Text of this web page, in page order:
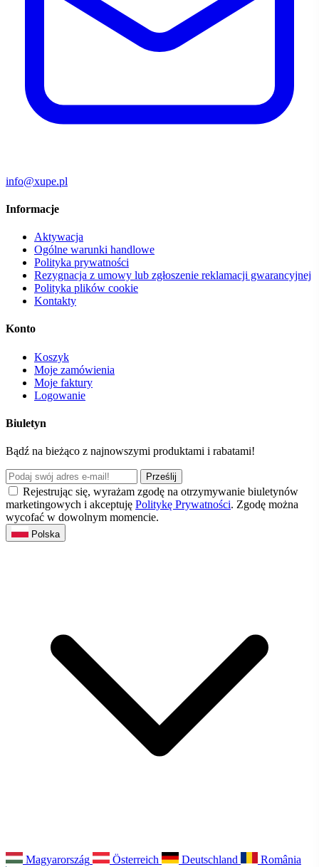
info@xupe.pl
Informacje
Aktywacja
Ogólne warunki handlowe
Polityka prywatności
Rezygnacja z umowy lub zgłoszenie reklamacji gwarancyjnej
Polityka plików cookie
Kontakty
Konto
Koszyk
Moje zamówienia
Moje faktury
Logowanie
Biuletyn
Bądź na bieżąco z najnowszymi produktami i rabatami!
Prześlij
Rejestrując się, wyrażam zgodę na otrzymywanie biuletynów
marketingowych i akceptuję Politykę Prywatności. Zgodę można
wycofać w dowolnym momencie.
Polska
Magyarország Österreich Deutschland
România